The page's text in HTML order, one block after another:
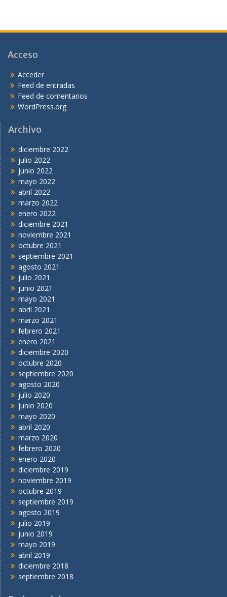
Acceso
Acceder
Feed de entradas
Feed de comentarios
WordPress.org
Archivo
diciembre 2022
julio 2022
junio 2022
mayo 2022
abril 2022
marzo 2022
enero 2022
diciembre 2021
noviembre 2021
octubre 2021
septiembre 2021
agosto 2021
julio 2021
junio 2021
mayo 2021
abril 2021
marzo 2021
febrero 2021
enero 2021
diciembre 2020
octubre 2020
septiembre 2020
agosto 2020
julio 2020
junio 2020
mayo 2020
abril 2020
marzo 2020
febrero 2020
enero 2020
diciembre 2019
noviembre 2019
octubre 2019
septiembre 2019
agosto 2019
julio 2019
junio 2019
mayo 2019
abril 2019
diciembre 2018
septiembre 2018